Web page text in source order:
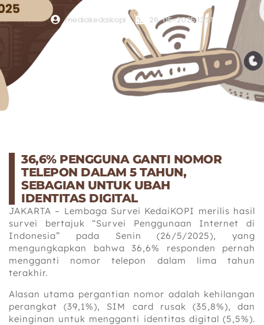
mediakedaikopi 26-05-2025 13:51
36,6% PENGGUNA GANTI NOMOR
TELEPON DALAM 5 TAHUN,
SEBAGIAN UNTUK UBAH
IDENTITAS DIGITAL
JAKARTA – Lembaga Survei KedaiKOPI merilis hasil
survei bertajuk “Survei Penggunaan Internet di
Indonesia” pada Senin (26/5/2025), yang
mengungkapkan bahwa 36,6% responden pernah
mengganti nomor telepon dalam lima tahun
terakhir.
Alasan utama pergantian nomor adalah kehilangan
perangkat (39,1%), SIM card rusak (35,8%), dan
keinginan untuk mengganti identitas digital (5,5%).